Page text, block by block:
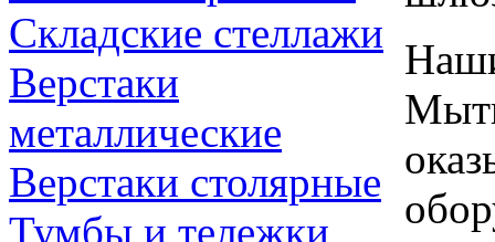
Складские стеллажи
Верстаки
металлические
Верстаки столярные
Тумбы и тележки